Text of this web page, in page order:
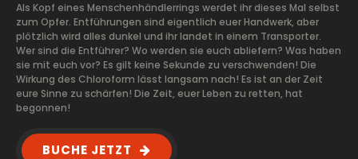
Als Kopf eines Menschenhändlerrings werdet ihr dieses Mal selbst
zum Opfer. Entführungen sind eigentlich euer Handwerk, aber
plötzlich wird alles dunkel und ihr landet in einem Transporter.
Wer sind die Entführer? Wo werden sie euch abliefern? Was haben
sie mit euch vor? Es gilt keine Sekunde zu verschwenden! Die
Wirkung des Chloroform lässt langsam nach! Es ist an der Zeit
eure Sinne zu schärfen! Die Zeit, euer Leben zu retten, hat
begonnen!
BUCHE JETZT